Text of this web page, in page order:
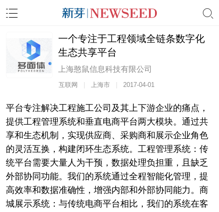
一个专注于工程领域全链条数字化
生态共享平台
上海憨鼠信息科技有限公司
互联网 上海市 2017-04-01
平台专注解决工程施工公司及其上下游企业的痛点，
提供工程管理系统和垂直电商平台两大模块。通过共
享和生态机制，实现供应商、采购商和展示企业角色
的灵活互换，构建闭环生态系统。工程管理系统：传
统平台需要大量人为干预，数据处理负担重，且缺乏
外部协同功能。我们的系统通过全程智能化管理，提
高效率和数据准确性，增强内部和外部协同能力。商
城展示系统：与传统电商平台相比，我们的系统在客